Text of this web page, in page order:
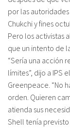
por las
Chukchi y fines
Pero los activistas
que un intento de
“Sería una acción
límites”, dijo a IPS
Greenpeace. “No
orden. Quieren
atienda sus
Shell tenía